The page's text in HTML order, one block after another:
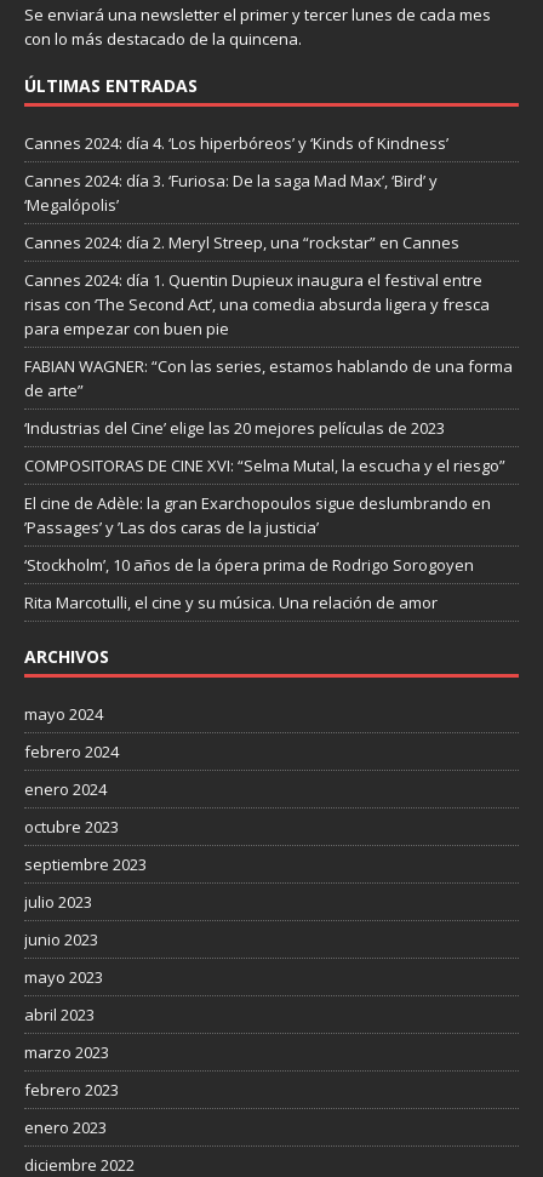
Se enviará una newsletter el primer y tercer lunes de cada mes
con lo más destacado de la quincena.
ÚLTIMAS ENTRADAS
Cannes 2024: día 4. ‘Los hiperbóreos’ y ‘Kinds of Kindness’
Cannes 2024: día 3. ‘Furiosa: De la saga Mad Max’, ‘Bird’ y
‘Megalópolis’
Cannes 2024: día 2. Meryl Streep, una “rockstar” en Cannes
Cannes 2024: día 1. Quentin Dupieux inaugura el festival entre
risas con ‘The Second Act’, una comedia absurda ligera y fresca
para empezar con buen pie
FABIAN WAGNER: “Con las series, estamos hablando de una forma
de arte”
‘Industrias del Cine’ elige las 20 mejores películas de 2023
COMPOSITORAS DE CINE XVI: “Selma Mutal, la escucha y el riesgo”
El cine de Adèle: la gran Exarchopoulos sigue deslumbrando en
’Passages’ y ’Las dos caras de la justicia’
‘Stockholm’, 10 años de la ópera prima de Rodrigo Sorogoyen
Rita Marcotulli, el cine y su música. Una relación de amor
ARCHIVOS
mayo 2024
febrero 2024
enero 2024
octubre 2023
septiembre 2023
julio 2023
junio 2023
mayo 2023
abril 2023
marzo 2023
febrero 2023
enero 2023
diciembre 2022